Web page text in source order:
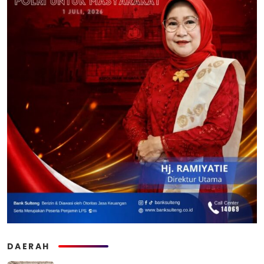
DAERAH